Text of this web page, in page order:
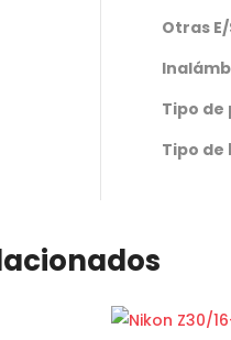
Otras E/
Tipo
Tipo